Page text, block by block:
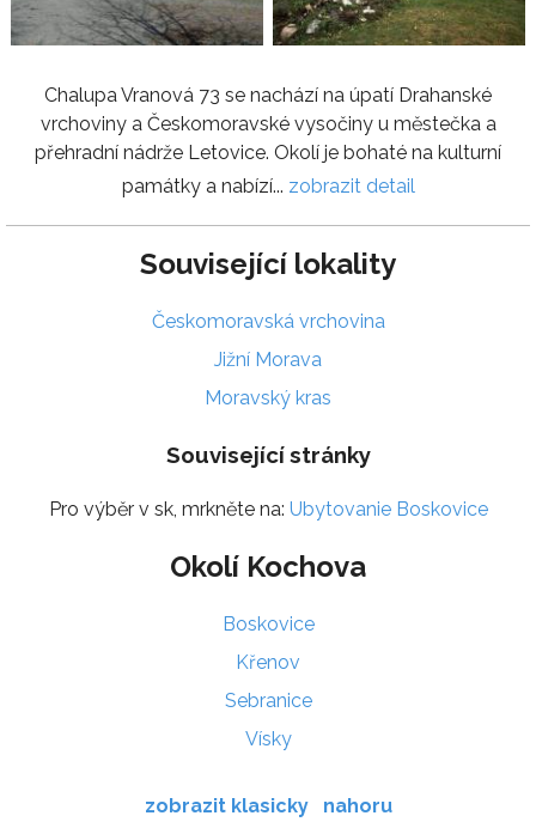
Chalupa Vranová 73 se nachází na úpatí Drahanské
vrchoviny a Českomoravské vysočiny u městečka a
přehradní nádrže Letovice. Okolí je bohaté na kulturní
památky a nabízí... zobrazit detail
Související lokality
Českomoravská vrchovina
Jižní Morava
Moravský kras
Související stránky
Pro výběr v sk, mrkněte na: Ubytovanie Boskovice
Okolí Kochova
Boskovice
Křenov
Sebranice
Vísky
zobrazit klasicky nahoru